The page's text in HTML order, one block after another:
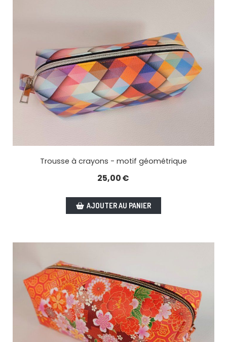
Trousse à crayons - motif géométrique
25,00€
AJOUTER AU PANIER